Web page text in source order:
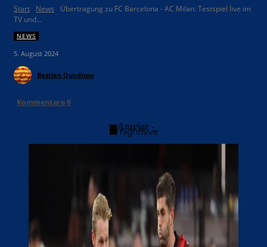
Start News
Übertragung zu FC Barcelona - AC Milan: Testspiel live im
TV und...
NEWS
5. August 2024
Bastian Quednau
Kommentare0
- Anzeige -